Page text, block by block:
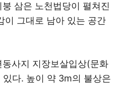
삼은 노천법당이 펼쳐진
이 그대로 남아 있는 공간
사지 지장보살입상(문화
다. 높이 약 3m의 불상은